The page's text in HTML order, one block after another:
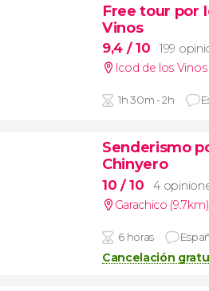
Free tour por
Vinos
9,4 / 10
199
Icod de los Vinos
1h 30m - 2h
Senderismo
Chinyero
10 / 10
4
Garachico (9.7km),
6 horas
Cancelación